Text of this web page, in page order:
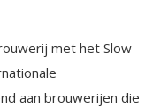
met het Slow
aan brouwerijen die